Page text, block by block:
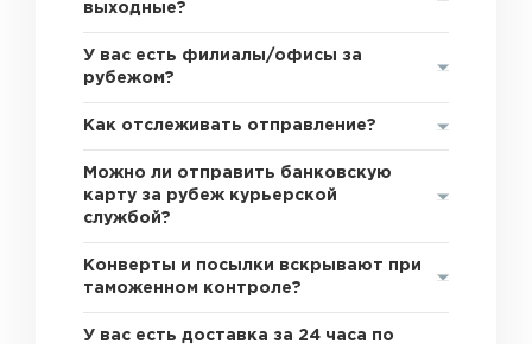
выходные?
У вас есть филиалы/офисы за
рубежом?
Как отслеживать отправление?
Можно ли отправить банковскую
карту за рубеж курьерской
службой?
Конверты и посылки вскрывают при
таможенном контроле?
У вас есть доставка за 24 часа по